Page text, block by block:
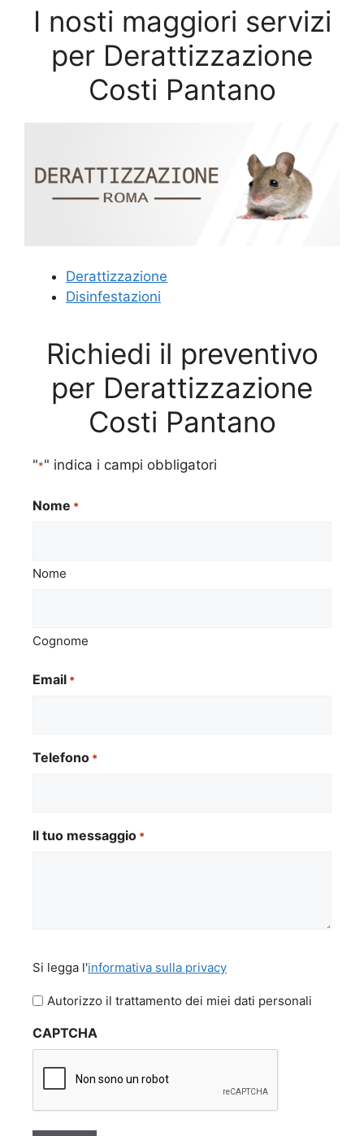
I nosti maggiori servizi
per Derattizzazione
Costi Pantano
Derattizzazione
Disinfestazioni
Richiedi il preventivo
per Derattizzazione
Costi Pantano
"*" indica i campi obbligatori
Nome *
Nome
Cognome
Email *
Telefono *
Il tuo messaggio *
legga
l'informativa
privacy
Si legga l'informativa sulla privacy
Autorizzo il trattamento dei miei dati personali
CAPTCHA